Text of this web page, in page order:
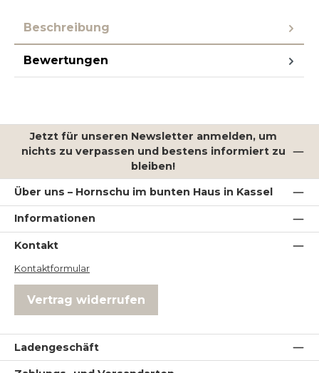
Beschreibung
Bewertungen
Jetzt für unseren Newsletter anmelden, um
nichts zu verpassen und bestens informiert zu
bleiben!
Über uns – Hornschu im bunten Haus in Kassel
Informationen
Kontakt
Kontaktformular
Vertrag widerrufen
Ladengeschäft